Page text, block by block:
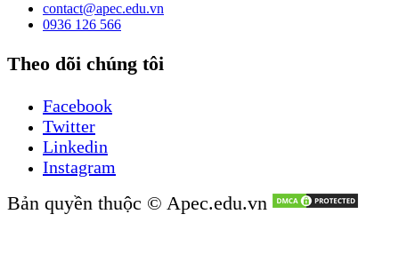
​​​​​​​​contact@apec.e​du​.​vn​
0936 126 566
Theo dõi chúng tôi
Facebook
Twitter
Linkedin
Instagram
Bản quyền thuộc © Apec.edu.vn